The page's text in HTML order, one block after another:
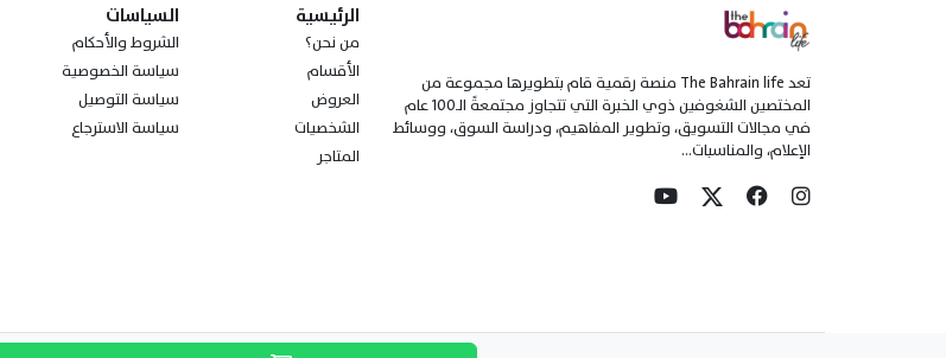
تعد The Bahrain life منصة رقمية قام بتطويرها مجموعة من
المختصين الشغوفين ذوي الخبرة التي تتجاوز مجتمعةً الـ100 عام
في مجالات التسويق، وتطوير المفاهيم، ودراسة السوق، ووسائط
الإعلام، والمناسبات...
الرئيسية
من نحن؟
الأقسام
العروض
الشخصيات
المتاجر
السياسات
الشروط والأحكام
سياسة الخصوصية
سياسة التوصيل
سياسة الاسترجاع